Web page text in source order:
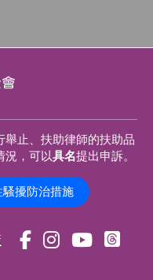
止、扶助律師的扶助品
況，可以具名提出申訴。
擾防治措施